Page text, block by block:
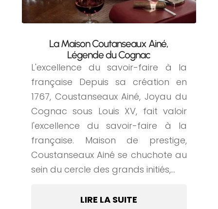
La Maison Coutanseaux Ainé,
Légende du Cognac
L'excellence du savoir-faire à la
française Depuis sa création en
1767, Coustanseaux Ainé, Joyau du
Cognac sous Louis XV, fait valoir
l'excellence du savoir-faire à la
française. Maison de prestige,
Coustanseaux Ainé se chuchote au
sein du cercle des grands initiés,...
LIRE LA SUITE